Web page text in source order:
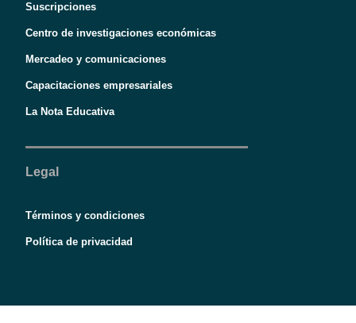
Suscripciones
Centro de investigaciones económicas
Mercadeo y comunicaciones
Capacitaciones empresariales
La Nota Educativa
Legal
Términos y condiciones
Política de privacidad